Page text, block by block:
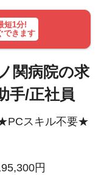
短1分!
できます
関病院の求
手/正社員
スキル不要★
円